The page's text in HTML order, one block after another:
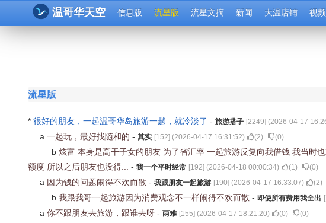
温哥华天空 信息版 流星版 流星文摘 新闻 大温店铺 视频
流星版
* 很好的朋友，一起温哥华岛旅游一趟，就冷淡了 - 旅游搭子 [2249] (2026-04-17
a 一起玩，最好找随和的 - 其实 [152] (2026-04-17 16:31:52) (2) (0)
b 炫富 本身是高干子女的朋友 为了省汇率 一起旅游反复向我借钱 我当时
额度 所以之后朋友也没得... - 我一个平时经常 [192] (2026-04-18 00:00:34) (1) (0)
a 因为钱的问题闹得不欢而散 - 我跟朋友一起旅游 [190] (2026-04-17 16:33:07) (2)
b 我跟我哥一起旅游因为消费观念不一样闹得不欢而散 - 即使所有费用我全出 [
a 你不跟朋友去旅游，跟谁去呀 - 两难 [155] (2026-04-17 18:21:20) (0) (0)